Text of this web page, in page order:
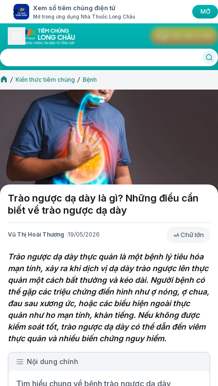
Xem sổ tiêm chủng điện tử
Mở trong ứng dụng Nhà Thuốc Long Châu
MỞ
Kiến thức tiêm chủng Bệnh
Trào ngược dạ dày là gì? Những điều cần
biết về trào ngược dạ dày
Vũ Thị Hoài Thương 19/05/2026 Chữ lớn
Trào ngược dạ dày thực quản là một bệnh lý tiêu hóa
mạn tính, xảy ra khi dịch vị dạ dày trào ngược lên thực
quản một cách bất thường và kéo dài. Người bệnh có
thể gặp các triệu chứng điển hình như ợ nóng, ợ chua,
đau sau xương ức, hoặc các biểu hiện ngoài thực
quản như ho mạn tính, khàn tiếng. Nếu không được
kiểm soát tốt, trào ngược dạ dày có thể dẫn đến viêm
thực quản và nhiều biến chứng nguy hiểm.
Nội dung chính
Tìm hiểu chung về bệnh trào ngược dạ dày